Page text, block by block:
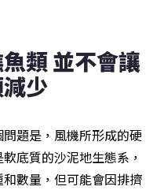
類 並不會讓
少
題是，風機所形成的硬
底質的沙泥地生態系，
數量，但可能會因排擠